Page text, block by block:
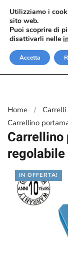
Passa al
Home
Carrellino
IN OFFERTA!
Utilizziamo i
sito web.
Puoi scoprire di
disattivarli nelle
Accetta